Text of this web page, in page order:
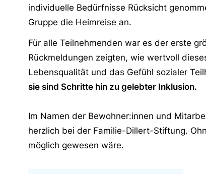
individuelle Bedürfnisse Rücksicht
Gruppe die Heimreise an.
Für alle Teilnehmenden war es der erste
Rückmeldungen zeigten, wie wertvoll
Lebensqualität und das Gefühl sozialer
sie sind Schritte hin zu gelebter Inklusion.
Im Namen der Bewohner:innen und
herzlich bei der Familie-Dillert-Stiftung.
möglich gewesen wäre.